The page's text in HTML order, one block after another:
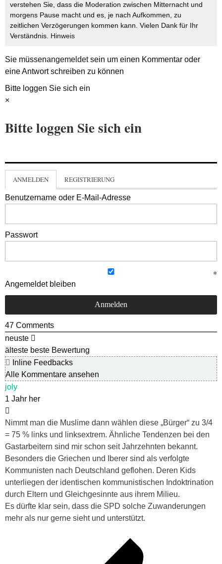
verstehen Sie, dass die Moderation zwischen Mitternacht und
morgens Pause macht und es, je nach Aufkommen, zu
zeitlichen Verzögerungen kommen kann. Vielen Dank für Ihr
Verständnis. Hinweis
Sie müssenangemeldetsein um einen Kommentar oder
eine Antwort schreiben zu können
Bitte loggen Sie sich ein
×
Bitte loggen Sie sich ein
ANMELDEN REGISTRIERUNG
Benutzername oder E-Mail-Adresse
Passwort
Angemeldet bleiben
47 Comments
neuste
älteste beste Bewertung
Inline Feedbacks
Alle Kommentare ansehen
joly
1 Jahr her
Nimmt man die Muslime dann wählen diese „Bürger“ zu 3/4
= 75 % links und linksextrem. Ähnliche Tendenzen bei den
Gastarbeitern sind mir schon seit Jahrzehnten bekannt.
Besonders die Griechen und Iberer sind als verfolgte
Kommunisten nach Deutschland geflohen. Deren Kids
unterliegen der identischen kommunistischen Indoktrination
durch Eltern und Gleichgesinnte aus ihrem Milieu.
Es dürfte klar sein, dass die SPD solche Zuwanderungen
mehr als nur gerne sieht und unterstützt.